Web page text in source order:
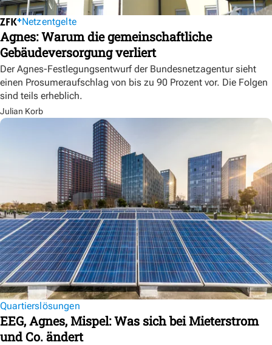
Netzentgelte
Agnes: Warum die gemeinschaftliche
Gebäudeversorgung verliert
Der Agnes-Festlegungsentwurf der Bundesnetzagentur sieht
einen Prosumeraufschlag von bis zu 90 Prozent vor. Die Folgen
sind teils erheblich.
Julian Korb
Quartierslösungen
EEG, Agnes, Mispel: Was sich bei Mieterstrom
und Co. ändert